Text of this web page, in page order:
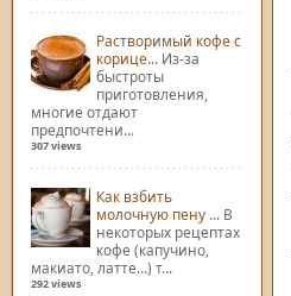
Растворимый кофе с
корице... Из-за
быстроты
приготовления,
многие отдают
предпочтени...
307 views
Как взбить
молочную пену ... В
некоторых рецептах
кофе (капучино,
макиато, латте…) т...
292 views